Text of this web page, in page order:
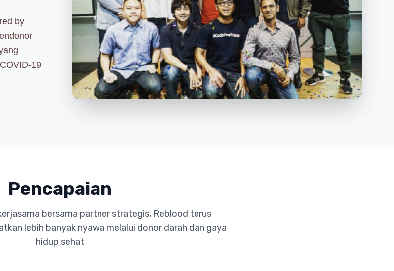
by
19
Pencapaian
bersama partner strategis, Reblood terus
lebih banyak nyawa melalui donor darah dan gaya
hidup sehat